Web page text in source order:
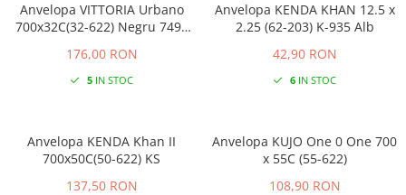
Anvelopa VITTORIA Urbano
700x32C(32-622) Negru 749g
176,00 RON
5IN STOC
Anvelopa KENDA KHAN 12.5 x
2.25 (62-203) K-935 Alb
42,90 RON
6IN STOC
Anvelopa KENDA Khan II
700x50C(50-622) KS
137,50 RON
Anvelopa KUJO One 0 One 700
x 55C (55-622)
108,90 RON